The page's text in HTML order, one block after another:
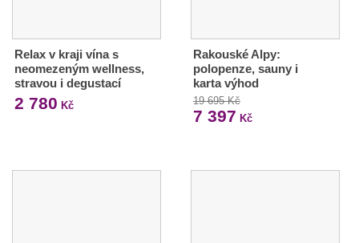
Relax v kraji vína s
neomezeným wellness,
stravou i degustací
2 780 Kč
Rakouské Alpy:
polopenze, sauny i
karta výhod
19 695 Kč
7 397 Kč